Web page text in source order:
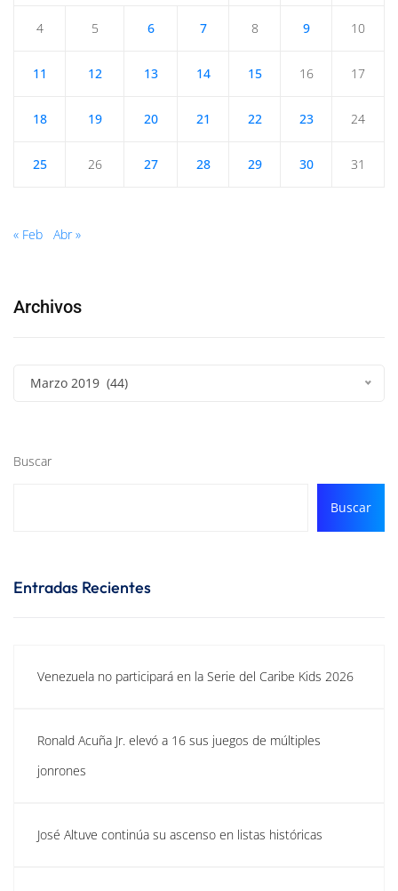
4 5 6 7 8 9 10
11 12 13 14 15 16 17
18 19 20 21 22 23 24
25 26 27 28 29 30 31
« Feb Abr »
Archivos
Marzo 2019 (44)
Buscar
Buscar
Entradas Recientes
Venezuela no participará en la Serie del Caribe Kids 2026
Ronald Acuña Jr. elevó a 16 sus juegos de múltiples
jonrones
José Altuve continúa su ascenso en listas históricas